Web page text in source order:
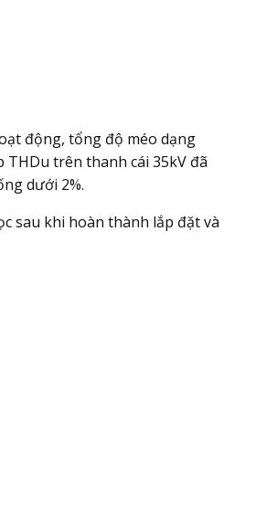
động, tổng độ méo dạng
THDu trên thanh cái 35kV đã
dưới 2%.
sau khi hoàn thành lắp đặt và